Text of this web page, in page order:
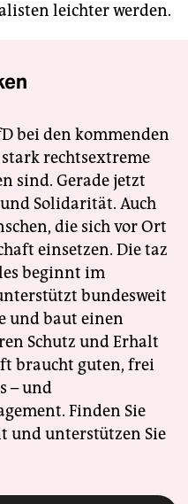
leichter werden.
bei den kommenden
rechtsextreme
sind. Gerade jetzt
Solidarität. Auch
die sich vor Ort
einsetzen. Die taz
beginnt im
bundesweit
und baut einen
Schutz und Erhalt
braucht guten, frei
– und
Finden Sie
und unterstützen Sie